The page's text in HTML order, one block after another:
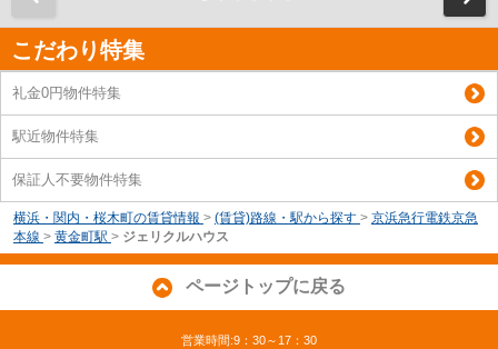
こだわり特集
礼金0円物件特集
駅近物件特集
保証人不要物件特集
横浜・関内・桜木町の賃貸情報 > (賃貸)路線・駅から探す > 京浜急行電鉄京急
本線 > 黄金町駅 > ジェリクルハウス
ページトップに戻る
営業時間:9：30～17：30